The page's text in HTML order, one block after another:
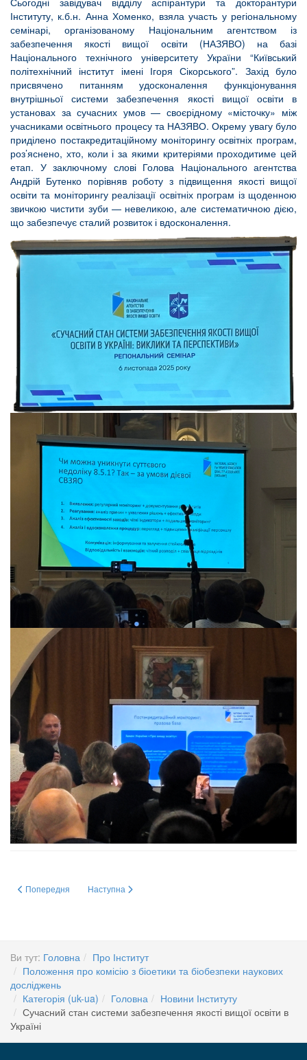
Інституту, к.б.н. Анна Хоменко, взяла участь у регіональному
семінарі, організованому Національним агентством із
забезпечення якості вищої освіти (НАЗЯВО) на базі
Національного технічного університету України “Київський
політехнічний інститут імені Ігоря Сікорського”. Захід було
присвячено питанням удосконалення функціонування
внутрішньої системи забезпечення якості вищої освіти в
установах за сучасних умов — своєрідному «місточку» між
учасниками освітнього процесу та НАЗЯВО. Окрему увагу було
приділено постакредитаційному моніторингу освітніх програм,
роз’яснено, хто, коли і за якими критеріями проходитиме цей
етап. У заключному слові Голова Національного агентства
Андрій Бутенко порівняв роботу з підвищення якості вищої
освіти та моніторингу реалізації освітніх програм із щоденною
звичкою чистити зуби — невеликою, але систематичною дією,
що забезпечує сталий розвиток і вдосконалення.
Попередня стаття: GUARDIANS: Europe’s flagship project to address
Попередня Наступна стаття: Доброчесність у сучасному
Наступна
Ви тут: Головна
Про Інститут
Положення про комісію з біоетики та біобезпеки наукових
досліджень
Категорія (uk-ua)
Головна
Новини Інституту
Сучасний стан системи забезпечення якості вищої освіти в
Україні